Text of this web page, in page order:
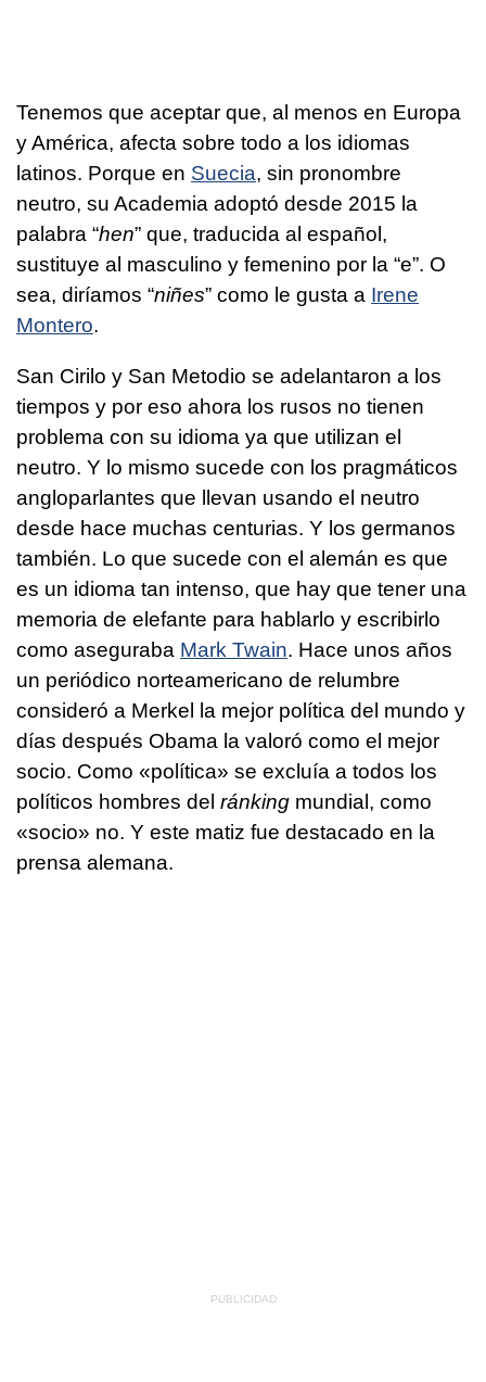
Tenemos que aceptar que, al menos en Europa
y América, afecta sobre todo a los idiomas
latinos. Porque en Suecia, sin pronombre
neutro, su Academia adoptó desde 2015 la
palabra “hen” que, traducida al español,
sustituye al masculino y femenino por la “e”. O
sea, diríamos “niñes” como le gusta a Irene
Montero.
San Cirilo y San Metodio se adelantaron a los
tiempos y por eso ahora los rusos no tienen
problema con su idioma ya que utilizan el
neutro. Y lo mismo sucede con los pragmáticos
angloparlantes que llevan usando el neutro
desde hace muchas centurias. Y los germanos
también. Lo que sucede con el alemán es que
es un idioma tan intenso, que hay que tener una
memoria de elefante para hablarlo y escribirlo
como aseguraba Mark Twain. Hace unos años
un periódico norteamericano de relumbre
consideró a Merkel la mejor política del mundo y
días después Obama la valoró como el mejor
socio. Como «política» se excluía a todos los
políticos hombres del ránking mundial, como
«socio» no. Y este matiz fue destacado en la
prensa alemana.